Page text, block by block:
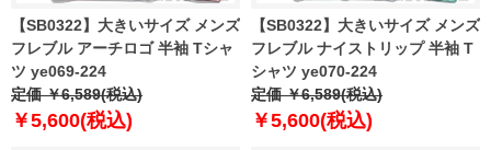
【SB0322】大きいサイズ メンズ
フレブル アーチロゴ 半袖 Tシャ
ツ ye069-224
定価 ￥6,589(税込)
￥5,600(税込)
【SB0322】大きいサイズ メンズ
フレブル ナイストリップ 半袖 T
シャツ ye070-224
定価 ￥6,589(税込)
￥5,600(税込)